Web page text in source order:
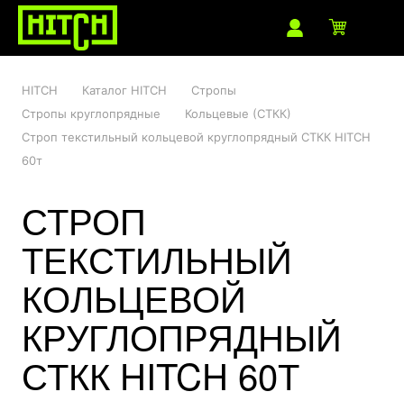
HITCH Каталог HITCH
Стропы
Стропы круглопрядные
Кольцевые (СТКК)
Строп текстильный кольцевой круглопрядный СТКК HITCH
60т
СТРОП
ТЕКСТИЛЬНЫЙ
КОЛЬЦЕВОЙ
КРУГЛОПРЯДНЫЙ
СТКК HITCH 60Т